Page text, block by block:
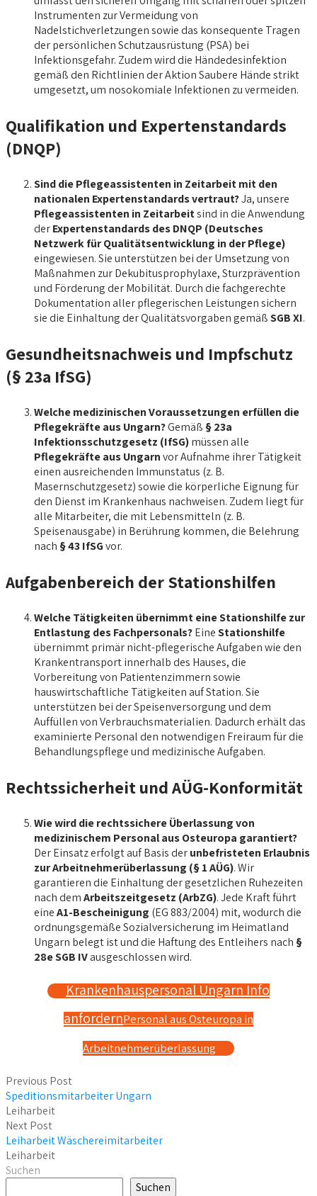
Instrumenten zur Vermeidung von
Nadelstichverletzungen sowie das konsequente Tragen
der persönlichen Schutzausrüstung (PSA) bei
Infektionsgefahr. Zudem wird die Händedesinfektion
gemäß den Richtlinien der Aktion Saubere Hände strikt
umgesetzt, um nosokomiale Infektionen zu vermeiden.
Qualifikation und Expertenstandards
(DNQP)
Sind die Pflegeassistenten in Zeitarbeit mit den
nationalen Expertenstandards vertraut?Ja, unsere
Pflegeassistenten in Zeitarbeitsind in die Anwendung
derExpertenstandards des DNQP (Deutsches
Netzwerk für Qualitätsentwicklung in der Pflege)
eingewiesen. Sie unterstützen bei der Umsetzung von
Maßnahmen zur Dekubitusprophylaxe, Sturzprävention
und Förderung der Mobilität. Durch die fachgerechte
Dokumentation aller pflegerischen Leistungen sichern
sie die Einhaltung der Qualitätsvorgaben gemäßSGB XI.
Gesundheitsnachweis und Impfschutz
(§ 23a IfSG)
Welche medizinischen Voraussetzungen erfüllen die
Pflegekräfte aus Ungarn?Gemäß § 23a
Infektionsschutzgesetz (IfSG)müssen alle
Pflegekräfte aus Ungarnvor Aufnahme ihrer Tätigkeit
einen ausreichenden Immunstatus (z. B.
Masernschutzgesetz) sowie die körperliche Eignung für
den Dienst im Krankenhaus nachweisen. Zudem liegt für
alle Mitarbeiter, die mit Lebensmitteln (z. B.
Speisenausgabe) in Berührung kommen, die Belehrung
nach § 43 IfSGvor.
Aufgabenbereich der Stationshilfen
Welche Tätigkeiten übernimmt eine Stationshilfe zur
Entlastung des Fachpersonals?EineStationshilfe
übernimmt primär nicht-pflegerische Aufgaben wie den
Krankentransport innerhalb des Hauses, die
Vorbereitung von Patientenzimmern sowie
hauswirtschaftliche Tätigkeiten auf Station. Sie
unterstützen bei der Speisenversorgung und dem
Auffüllen von Verbrauchsmaterialien. Dadurch erhält das
examinierte Personal den notwendigen Freiraum für die
Behandlungspflege und medizinische Aufgaben.
Rechtssicherheit und AÜG-Konformität
Wie wird die rechtssichere Überlassung von
medizinischem Personal aus Osteuropa garantiert?
Der Einsatz erfolgt auf Basis derunbefristeten Erlaubnis
zur Arbeitnehmerüberlassung (§ 1 AÜG). Wir
garantieren die Einhaltung der gesetzlichen Ruhezeiten
nach demArbeitszeitgesetz (ArbZG). Jede Kraft führt
eineA1-Bescheinigung (EG 883/2004) mit, wodurch die
ordnungsgemäße Sozialversicherung im Heimatland
Ungarn belegt ist und die Haftung des Entleihers nach §
28e SGB IVausgeschlossen wird.
Krankenhauspersonal Ungarn Info
anfordernPersonal aus Osteuropa in
Arbeitnehmerüberlassung
Previous Post
Speditionsmitarbeiter Ungarn
Leiharbeit
Next Post
Leiharbeit Wäschereimitarbeiter
Leiharbeit
Suchen
Suchen